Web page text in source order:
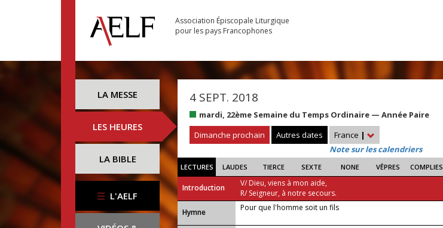
Association Épiscopale Liturgique
pour les pays Francophones
LA MESSE
LES HEURES
LA BIBLE
L'AELF
4 SEPT. 2018
mardi, 22ème Semaine du Temps Ordinaire — Année Paire
Dimanche prochain
Autres dates France |
Note sur les calendriers
LECTURES LAUDES TIERCE SEXTE NONE VÊPRES COMPLIES
Introduction
V/ Dieu, viens à mon aide,
R/ Seigneur, à notre secours.
...
Hymne Pour que l'homme soit un fils